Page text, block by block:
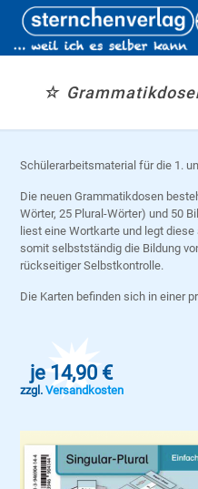
☆
Schülerarbeitsmaterial für die 1.
Die neuen Grammatikdosen
Wörter, 25 Plural-Wörter) und 50
liest eine Wortkarte und legt
somit selbstständig die Bildung
rückseitiger Selbstkontrolle.
Die Karten befinden sich in einer
je 14,90 €
zzgl. Versandkosten